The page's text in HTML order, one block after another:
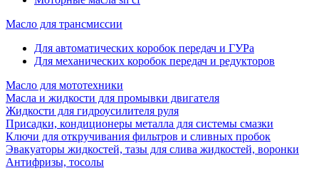
Масло для трансмиссии
Для автоматических коробок передач и ГУРа
Для механических коробок передач и редукторов
Масло для мототехники
Масла и жидкости для промывки двигателя
Жидкости для гидроусилителя руля
Присадки, кондиционеры металла для системы смазки
Ключи для откручивания фильтров и сливных пробок
Эвакуаторы жидкостей, тазы для слива жидкостей, воронки
Антифризы, тосолы